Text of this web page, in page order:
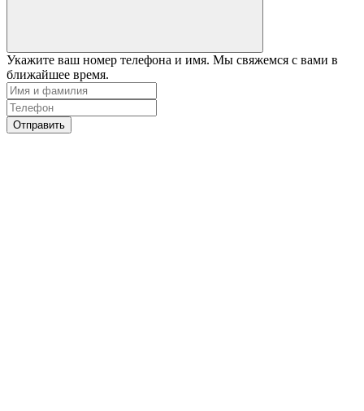
Укажите ваш номер телефона и имя. Мы свяжемся с вами в
ближайшее время.
Отправить